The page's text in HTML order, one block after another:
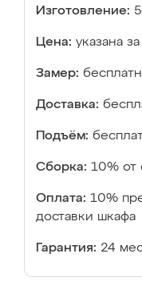
Изготовление:
Цена: указана
Замер:
Доставка:
Подъём:
Сборка: 10% от
Оплата: 10%
доставки шкафа
Гарантия: 24